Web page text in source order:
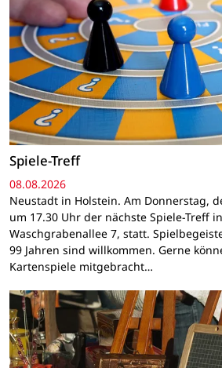
Spiele-Treff
08.08.2026
Neustadt in Holstein. Am Donnerstag,
um 17.30 Uhr der nächste Spiele-Treff
Waschgrabenallee 7, statt.
99 Jahren sind willkommen. Gerne
Kartenspiele mitgebracht…